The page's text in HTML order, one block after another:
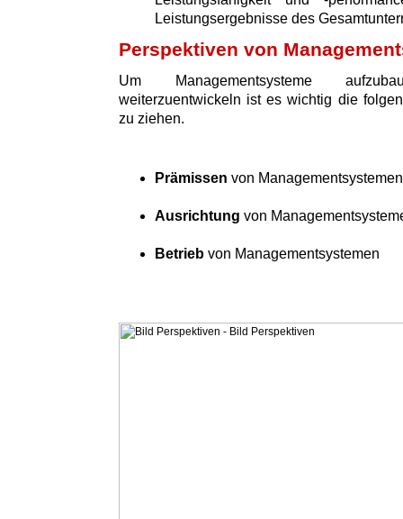
Leistungsergebnisse des
Perspektiven von
Um Managementsysteme
weiterzuentwickeln ist es wichtig die
zu ziehen.
Prämissen von Managementsystemen
Ausrichtung von
Betrieb von Managementsystemen